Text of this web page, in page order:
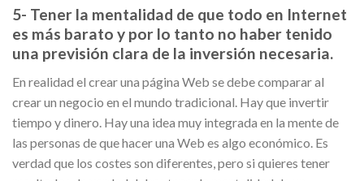
5- Tener la mentalidad de que todo en Internet
es más barato y por lo tanto no haber tenido
una previsión clara de la inversión necesaria.
En realidad el crear una página Web se debe comparar al
crear un negocio en el mundo tradicional. Hay que invertir
tiempo y dinero. Hay una idea muy integrada en la mente de
las personas de que hacer una Web es algo económico. Es
verdad que los costes son diferentes, pero si quieres tener